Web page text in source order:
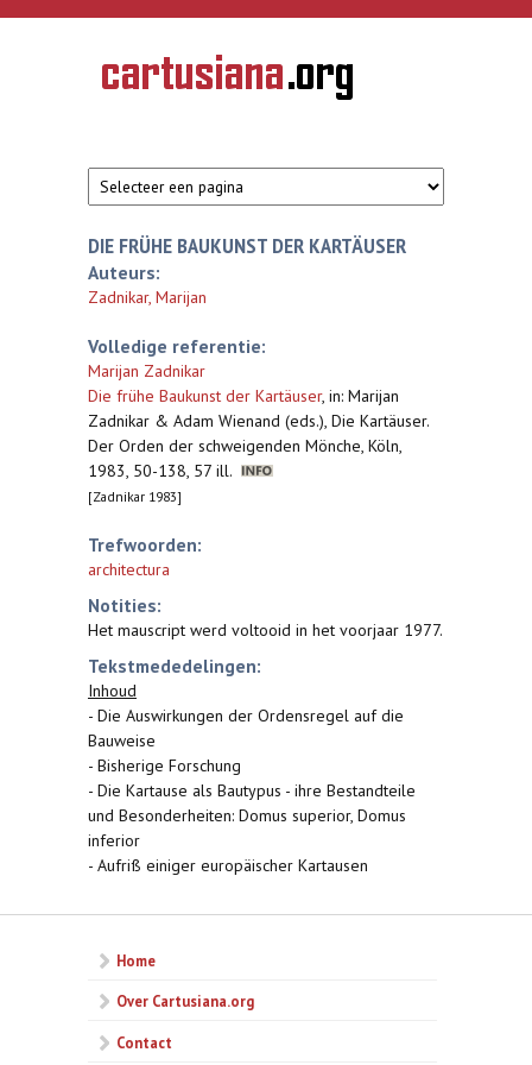
Overslaan en naar de inhoud gaan
CARTUSIANA
Geschiedenis
van de
DIE FRÜHE BAUKUNST DER KARTÄUSER
Auteurs:
Zadnikar, Marijan
Volledige referentie:
Marijan Zadnikar
Die frühe Baukunst der Kartäuser, in: Marijan
Zadnikar & Adam Wienand (eds.), Die Kartäuser.
Der Orden der schweigenden Mönche, Köln,
1983, 50-138, 57 ill.
[Zadnikar 1983]
Trefwoorden:
architectura
Notities:
Het mauscript werd voltooid in het voorjaar 1977.
Tekstmededelingen:
Inhoud
- Die Auswirkungen der Ordensregel auf die
Bauweise
- Bisherige Forschung
- Die Kartause als Bautypus - ihre Bestandteile
und Besonderheiten: Domus superior, Domus
inferior
- Aufriß einiger europäischer Kartausen
Home
Over Cartusiana.org
Contact